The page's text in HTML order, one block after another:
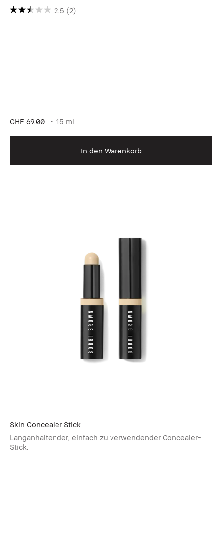
2.5 (2)
CHF 69.00 15 ml
In den Warenkorb
Skin Concealer Stick
Langanhaltender, einfach zu verwendender Concealer-
Stick.